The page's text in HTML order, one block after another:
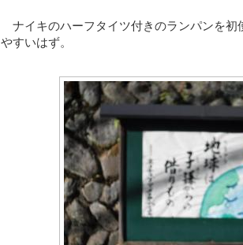
ナイキのハーフタイツ付きのランパンを初
やすいはず。